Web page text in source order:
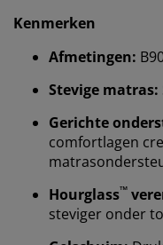
Kenmerken
Afmetingen:
Stevige matras:
Gerichte
comfortlagen
Hourglass™
steviger onder